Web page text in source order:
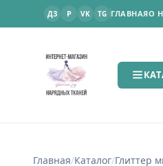
ДЗ P VK TG ГЛАВНАЯО
Главная/Каталог/Глиттер